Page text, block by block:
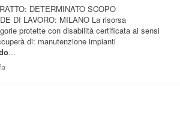
DETERMINATO SCOPO
DI LAVORO: MILANO La risorsa
protette con disabilità certificata ai sensi
di: manutenzione impianti
...